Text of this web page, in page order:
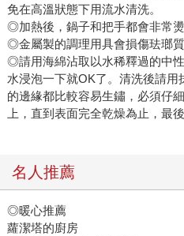
免在高溫狀態下用流水清洗。
◎加熱後，鍋子和把手都會非常燙
◎金屬製的調理用具會損傷珐瑯
◎請用海綿沾取以水稀釋過的中
水浸泡一下就OK了。清洗後請
的邊緣都比較容易生鏽，必須仔
上，直到表面完全乾燥為止，最
名人推薦
◎暖心推薦
蘿潔塔的廚房